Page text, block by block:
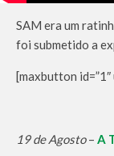
SAM era um
foi submetido a
[maxbutton
19 de Agosto– A